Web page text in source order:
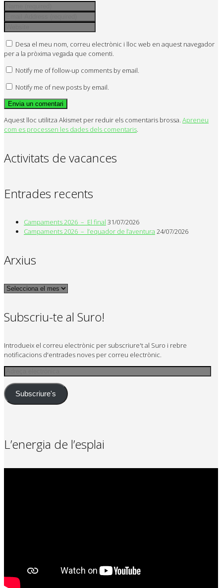
Desa el meu nom, correu electrònic i lloc web en aquest navegador
per a la pròxima vegada que comenti.
Notify me of follow-up comments by email.
Notify me of new posts by email.
Aquest lloc utilitza Akismet per reduir els comentaris brossa. Apreneu
com es processen les dades dels comentaris.
Activitats de vacances
Entrades recents
Campaments 2026 – El final 31/07/2026
Campaments 2026 – l’equador de l’aventura 24/07/2026
Arxius
Arxius
Subscriu-te al Suro!
Introdueix el correu electrònic per subscriure't al Suro i rebre
notificacions d'entrades noves per correu electrònic.
Adreça
electrònica
Subscriure's
L’energia de l’esplai